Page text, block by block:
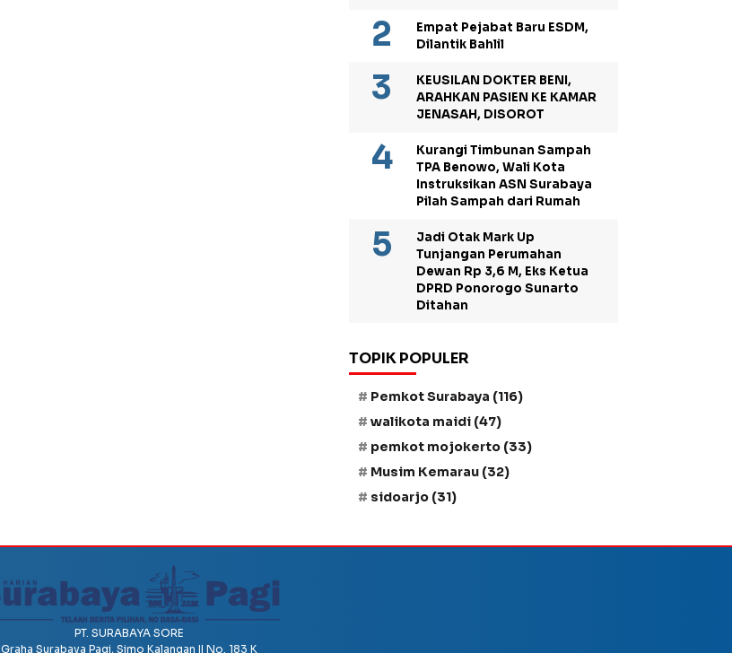
Empat Pejabat Baru ESDM,
Dilantik Bahlil
KEUSILAN DOKTER BENI,
ARAHKAN PASIEN KE KAMAR
JENASAH, DISOROT
Kurangi Timbunan Sampah
TPA Benowo, Wali Kota
Instruksikan ASN Surabaya
Pilah Sampah dari Rumah
Jadi Otak Mark Up
Tunjangan Perumahan
Dewan Rp 3,6 M, Eks Ketua
DPRD Ponorogo Sunarto
Ditahan
TOPIK POPULER
Pemkot Surabaya (116)
walikota maidi (47)
pemkot mojokerto (33)
Musim Kemarau (32)
sidoarjo (31)
PT. SURABAYA SORE
Graha Surabaya Pagi, Simo Kalangan II No. 183 K